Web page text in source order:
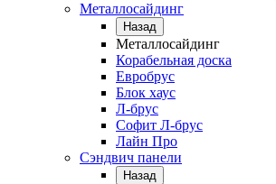
Металлосайдинг
Назад
Металлосайдинг
Корабельная доска
Евробрус
Блок хаус
Л-брус
Софит Л-брус
Лайн Про
Сэндвич панели
Назад